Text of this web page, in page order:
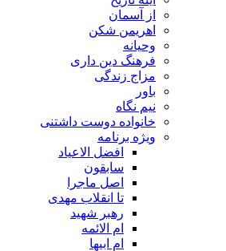
از آسمان
اهریمن شکن
وحیانه
فرهنگ دین داری
مزاج زندگی
باور
نیم نگاه
خانواده دوست داشتنی
ویژه برنامه
افضل الاعیاد
سابقون
اصل ماجرا
تا انقلاب مهدی
رهبر شهید
ام الائمه
ام ابیها